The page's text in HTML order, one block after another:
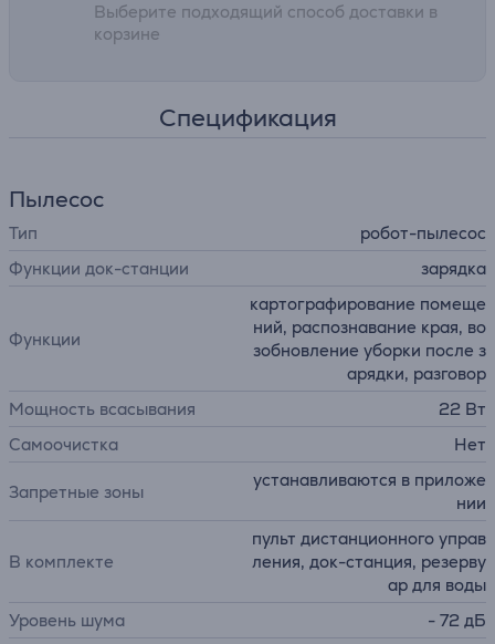
Выберите подходящий способ доставки в
корзине
Спецификация
Пылесос
Тип
робот-пылесос
Функции док-станции
зарядка
Функции
картографирование помеще
ний, распознавание края, во
зобновление уборки после з
арядки, разговор
Мощность всасывания
22 Вт
Самоочистка
Нет
Запретные зоны
устанавливаются в приложе
нии
В комплекте
пульт дистанционного управ
ления, док-станция, резерву
ар для воды
Уровень шума
- 72 дБ